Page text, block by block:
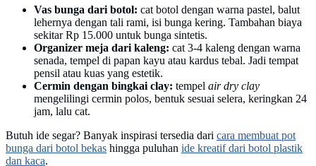
Vas bunga dari botol: cat botol dengan warna pastel, balut
lehernya dengan tali rami, isi bunga kering. Tambahan biaya
sekitar Rp 15.000 untuk bunga sintetis.
Organizer meja dari kaleng: cat 3-4 kaleng dengan warna
senada, tempel di papan kayu atau kardus tebal. Jadi tempat
pensil atau kuas yang estetik.
Cermin dengan bingkai clay: tempel air dry clay
mengelilingi cermin polos, bentuk sesuai selera, keringkan 24
jam, lalu cat.
Butuh ide segar? Banyak inspirasi tersedia dari cara membuat pot
bunga dari botol bekas hingga puluhan ide kreatif dari botol plastik
dan kaca.